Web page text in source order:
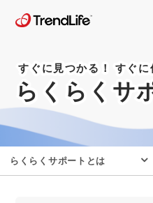
すぐに見つかる！ すぐに
らくらくサ
らくらくサポートとは